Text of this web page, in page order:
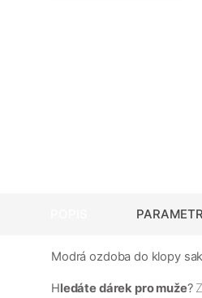
Modrá ozdoba do klopy
Hledáte dárek pro muže?